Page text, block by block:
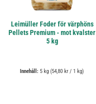
Leimüller Foder för värphöns
Pellets Premium - mot kvalster
5 kg
Innehåll: 5 kg (54,80 kr / 1 kg)